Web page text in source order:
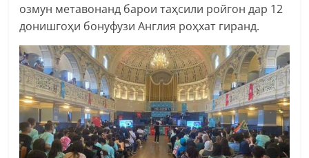
озмун метавонанд барои таҳсили ройгон дар 12
донишгоҳи бонуфузи Англия роҳхат гиранд.